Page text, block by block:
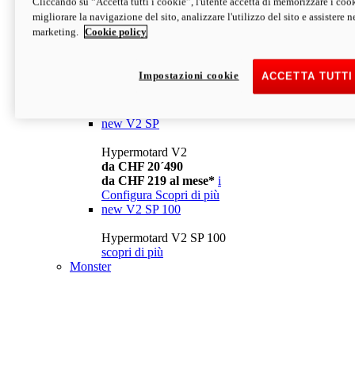
da CHF 13´990
Configura Scopri di più
newV2
da CHF 15´990
new V2 SP
Hypermotard V2
da CHF 20´490
da CHF 219 al mese* i
Configura Scopri di più
new V2 SP 100
Hypermotard V2 SP 100
scopri di più
Monster
migliorare la navigazione del sito, analizzare l'utilizzo del sito e assistere
marketing.
Cookie policy
ACCETTA
Impostazioni cookie